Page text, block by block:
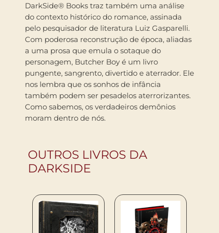
DarkSide® Books traz também uma análise
do contexto histórico do romance, assinada
pelo pesquisador de literatura Luiz Gasparelli.
Com poderosa reconstrução de época, aliadas
a uma prosa que emula o sotaque do
personagem, Butcher Boy é um livro
pungente, sangrento, divertido e aterrador. Ele
nos lembra que os sonhos de infância
também podem ser pesadelos aterrorizantes.
Como sabemos, os verdadeiros demônios
moram dentro de nós.
OUTROS LIVROS DA
DARKSIDE